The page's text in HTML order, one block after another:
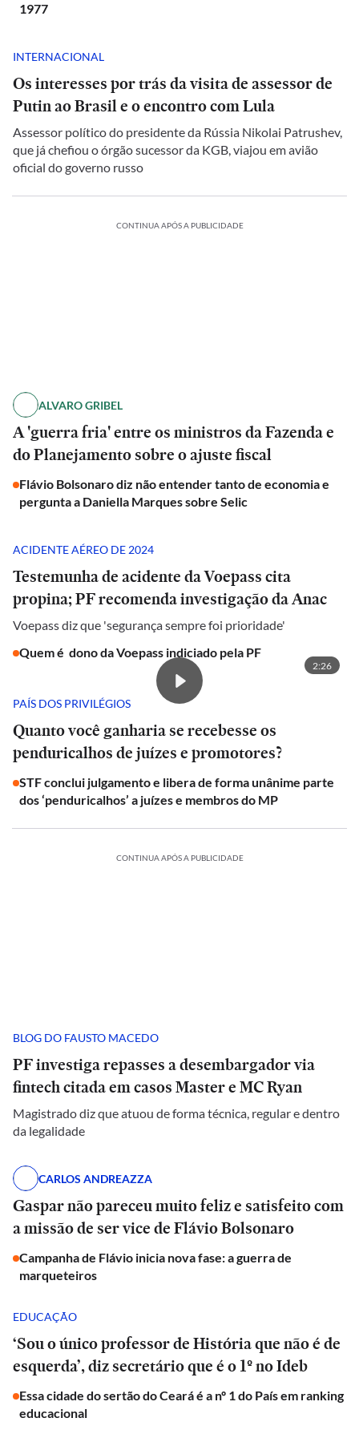
1977
INTERNACIONAL
Os interesses por trás da visita de assessor de
Putin ao Brasil e o encontro com Lula
Assessor político do presidente da Rússia Nikolai Patrushev,
que já chefiou o órgão sucessor da KGB, viajou em avião
oficial do governo russo
CONTINUA APÓS A PUBLICIDADE
ALVARO GRIBEL
A 'guerra fria' entre os ministros da Fazenda e
do Planejamento sobre o ajuste fiscal
Flávio Bolsonaro diz não entender tanto de economia e
pergunta a Daniella Marques sobre Selic
ACIDENTE AÉREO DE 2024
Testemunha de acidente da Voepass cita
propina; PF recomenda investigação da Anac
Voepass diz que 'segurança sempre foi prioridade'
Quem é dono da Voepass indiciado pela PF
2:26
PAÍS DOS PRIVILÉGIOS
Quanto você ganharia se recebesse os
penduricalhos de juízes e promotores?
STF conclui julgamento e libera de forma unânime parte
dos ‘penduricalhos’ a juízes e membros do MP
CONTINUA APÓS A PUBLICIDADE
BLOG DO FAUSTO MACEDO
PF investiga repasses a desembargador via
fintech citada em casos Master e MC Ryan
Magistrado diz que atuou de forma técnica, regular e dentro
da legalidade
CARLOS ANDREAZZA
Gaspar não pareceu muito feliz e satisfeito com
a missão de ser vice de Flávio Bolsonaro
Campanha de Flávio inicia nova fase: a guerra de
marqueteiros
EDUCAÇÃO
‘Sou o único professor de História que não é de
esquerda’, diz secretário que é o 1º no Ideb
Essa cidade do sertão do Ceará é a nº 1 do País em ranking
educacional